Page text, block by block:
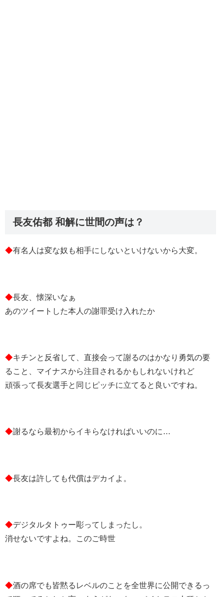
長友佑都 和解に世間の声は？
◆有名人は変な奴も相手にしないといけないから大変。
◆長友、懐深いなぁ
あのツイートした本人の謝罪受け入れたか
◆キチンと反省して、直接会って謝るのはかなり勇気の要
ること、マイナスから注目されるかもしれないけれど
頑張って長友選手と同じピッチに立てると良いですね。
◆謝るなら最初からイキらなければいいのに…
◆長友は許しても代償はデカイよ。
◆デジタルタトゥー彫ってしまったし。
消せないですよね。このご時世
◆酒の席でも皆黙るレベルのことを全世界に公開できるっ